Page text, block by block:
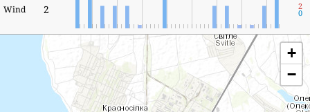
Wind 2 2
0
+
−